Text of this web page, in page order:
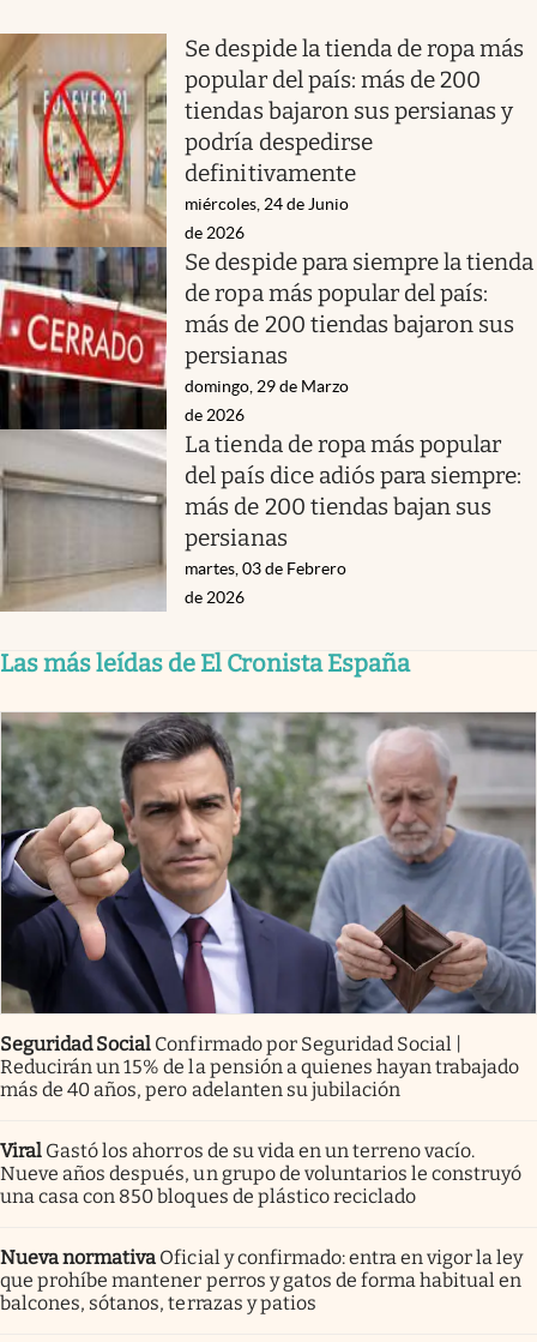
Se despide la tienda de ropa más
popular del país: más de 200
tiendas bajaron sus persianas y
podría despedirse
definitivamente
miércoles, 24 de Junio
de 2026
Se despide para siempre la tienda
de ropa más popular del país:
más de 200 tiendas bajaron sus
persianas
domingo, 29 de Marzo
de 2026
La tienda de ropa más popular
del país dice adiós para siempre:
más de 200 tiendas bajan sus
persianas
martes, 03 de Febrero
de 2026
Las más leídas de El Cronista España
Seguridad Social Confirmado por Seguridad Social |
Reducirán un 15% de la pensión a quienes hayan trabajado
más de 40 años, pero adelanten su jubilación
Viral Gastó los ahorros de su vida en un terreno vacío.
Nueve años después, un grupo de voluntarios le construyó
una casa con 850 bloques de plástico reciclado
Nueva normativa Oficial y confirmado: entra en vigor la ley
que prohíbe mantener perros y gatos de forma habitual en
balcones, sótanos, terrazas y patios